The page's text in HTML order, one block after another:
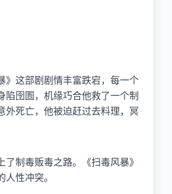
》这部剧剧情丰富跌宕，每一个
囹圄，机缘巧合他救了一个制
外死亡，他被迫赶过去料理，冥
制毒贩毒之路。《扫毒风暴》
性冲突。